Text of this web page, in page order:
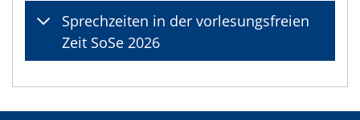
Sprechzeiten in der vorlesungsfreien
Zeit SoSe 2026